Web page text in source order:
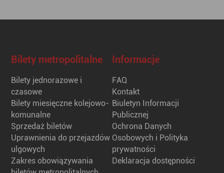
Bilety metropolitalne
Bilety jednorazowe i
czasowe
Bilety miesięczne kolejowo-
komunalne
Sprzedaż biletów
Uprawnienia do przejazdów
ulgowych
Zakres obowiązywania
Informacje
FAQ
Kontakt
Biuletyn Informacji
Publicznej
Ochrona Danych
Osobowych i Polityka
prywatności
Deklaracja dostępności